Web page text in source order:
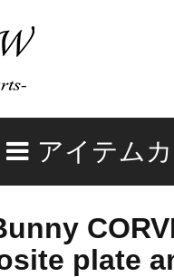
アイテム
plate